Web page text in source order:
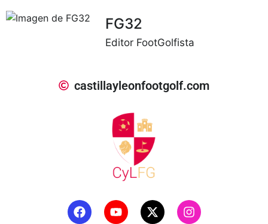
FG32
Editor FootGolfista
castillayleonfootgolf.com